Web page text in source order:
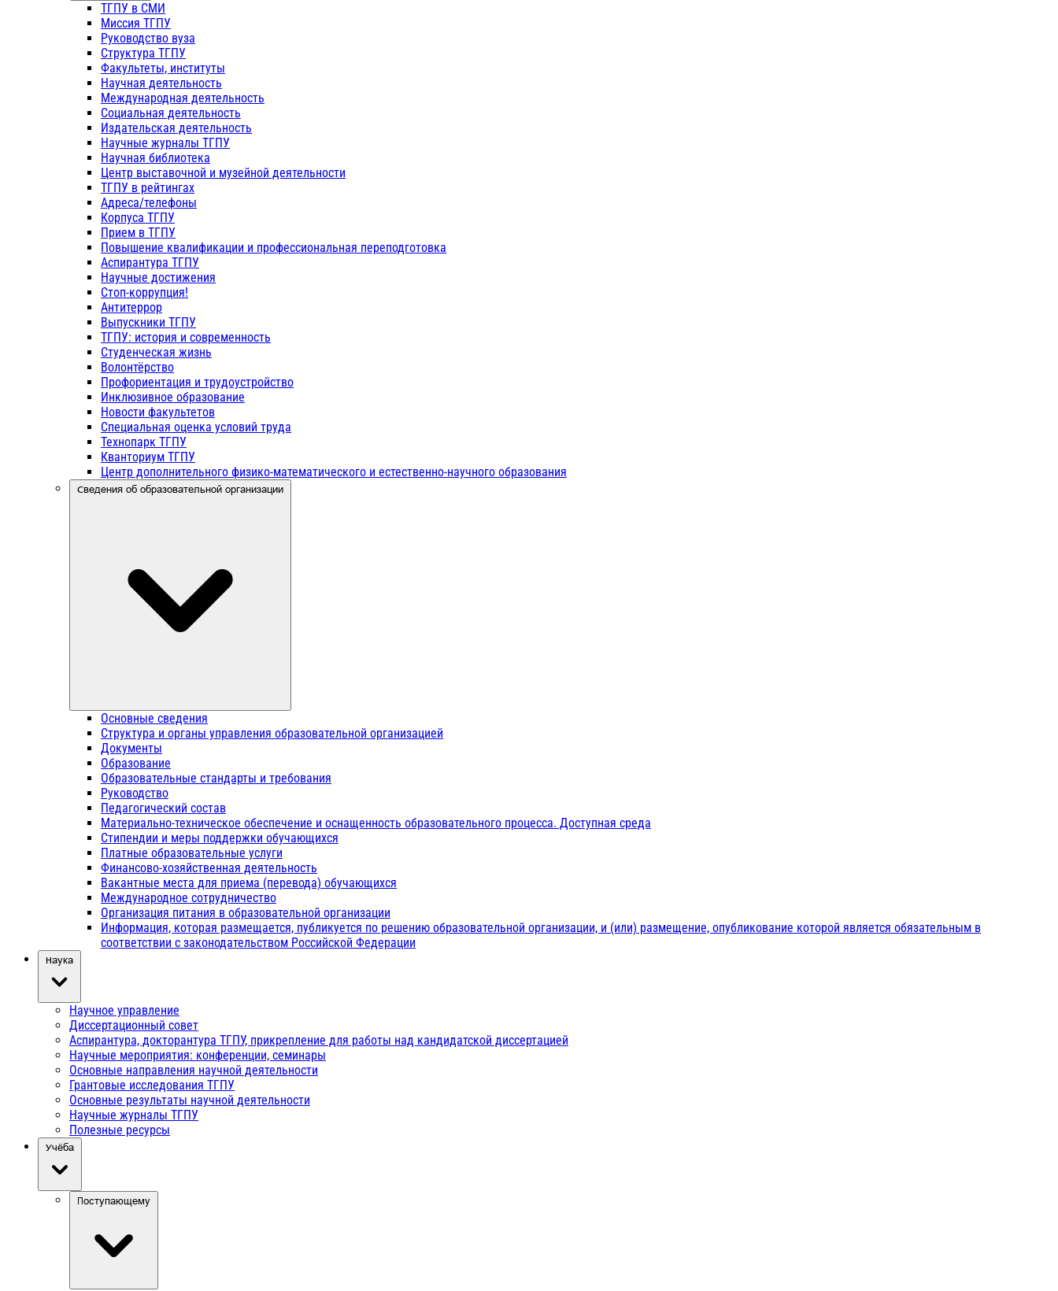
ТГПУ в СМИ
Миссия ТГПУ
Руководство вуза
Структура ТГПУ
Факультеты, институты
Научная деятельность
Международная деятельность
Социальная деятельность
Издательская деятельность
Научные журналы ТГПУ
Научная библиотека
Центр выставочной и музейной деятельности
ТГПУ в рейтингах
Адреса/телефоны
Корпуса ТГПУ
Прием в ТГПУ
Повышение квалификации и профессиональная переподготовка
Аспирантура ТГПУ
Научные достижения
Стоп-коррупция!
Антитеррор
Выпускники ТГПУ
ТГПУ: история и современность
Студенческая жизнь
Волонтёрство
Профориентация и трудоустройство
Инклюзивное образование
Новости факультетов
Специальная оценка условий труда
Технопарк ТГПУ
Кванториум ТГПУ
Центр дополнительного физико-математического и естественно-научного образования
Сведения об образовательной организации
Основные сведения
Структура и органы управления образовательной организацией
Документы
Образование
Образовательные стандарты и требования
Руководство
Педагогический состав
Материально-техническое обеспечение и оснащенность образовательного процесса. Доступная среда
Стипендии и меры поддержки обучающихся
Платные образовательные услуги
Финансово-хозяйственная деятельность
Вакантные места для приема (перевода) обучающихся
Международное сотрудничество
Организация питания в образовательной организации
Информация, которая размещается, публикуется по решению образовательной организации, и (или) размещение, опубликование которой является обязательным в
соответствии с законодательством Российской Федерации
Наука
Научное управление
Диссертационный совет
Аспирантура, докторантура ТГПУ, прикрепление для работы над кандидатской диссертацией
Научные мероприятия: конференции, семинары
Основные направления научной деятельности
Грантовые исследования ТГПУ
Основные результаты научной деятельности
Научные журналы ТГПУ
Полезные ресурсы
Учёба
Поступающему